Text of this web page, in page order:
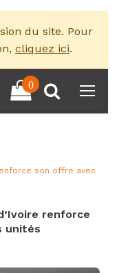
du site. Pour
cliquez ici.
0
son offre avec
renforce
unités